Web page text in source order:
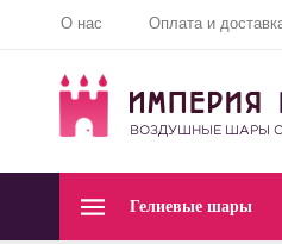
О нас Оплата и
Гелиевые шары